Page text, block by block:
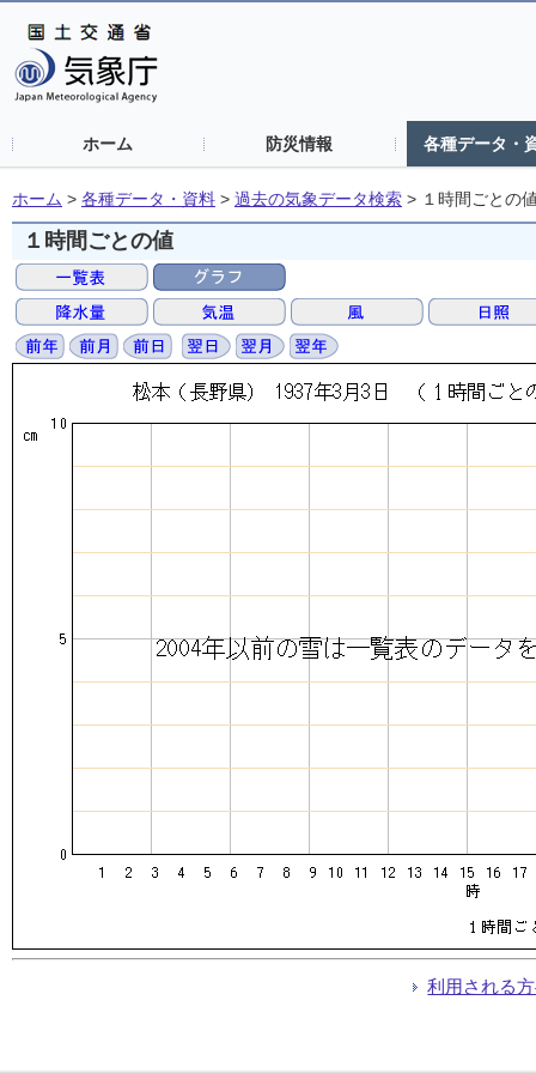
ホーム 防災情報 各種データ・
ホーム > 各種データ・資料 > 過去の気象データ検索 > １時間ごとの
１時間ごとの値
利用される